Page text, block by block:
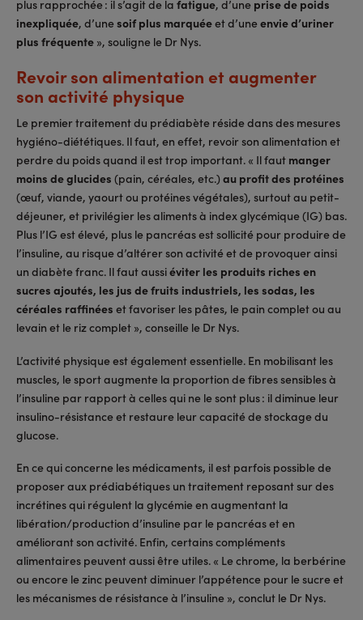
plus rapprochée : il s’agit de la fatigue, d’une prise de poids
inexpliquée, d’unesoif plus marquéeet d’uneenvie d’uriner
plus fréquente », souligne le Dr Nys.
Revoir son alimentation et augmenter
son activité physique
Le premier traitement du prédiabète réside dans des mesures
hygiéno-diététiques. Il faut, en effet, revoir son alimentation et
perdre du poids quand il est trop important. « Il faut manger
moins de glucides (pain, céréales, etc.)au profit des protéines
(œuf, viande, yaourt ou protéines végétales), surtout au petit-
déjeuner, et privilégier les aliments à index glycémique (IG) bas.
Plus l’IG est élevé, plus le pancréas est sollicité pour produire de
l’insuline, au risque d’altérer son activité et de provoquer ainsi
un diabète franc. Il faut aussiéviter les produits riches en
sucres ajoutés, les jus de fruits industriels, les sodas, les
céréales raffinées et favoriser les pâtes, le pain complet ou au
levain et le riz complet », conseille le Dr Nys.
L’activité physique est également essentielle. En mobilisant les
muscles, le sport augmente la proportion de fibres sensibles à
l’insuline par rapport à celles qui ne le sont plus : il diminue leur
insulino-résistance et restaure leur capacité de stockage du
glucose.
En ce qui concerne les médicaments, il est parfois possible de
proposer aux prédiabétiques un traitement reposant sur des
incrétines qui régulent la glycémie en augmentant la
libération/production d’insuline par le pancréas et en
améliorant son activité. Enfin, certains compléments
alimentaires peuvent aussi être utiles. « Le chrome, la berbérine
ou encore le zinc peuvent diminuer l’appétence pour le sucre et
les mécanismes de résistance à l’insuline », conclut le Dr Nys.